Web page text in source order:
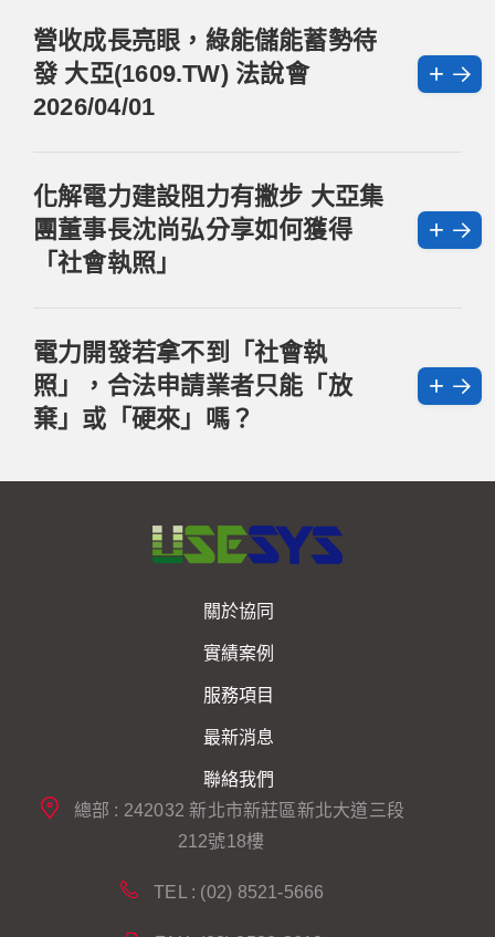
營收成長亮眼，綠能儲能蓄勢待
發 大亞(1609.TW) 法說會
2026/04/01
+
化解電力建設阻力有撇步 大亞集
團董事長沈尚弘分享如何獲得
「社會執照」
+
電力開發若拿不到「社會執
照」，合法申請業者只能「放
棄」或「硬來」嗎？
+
關於協同
實績案例
服務項目
最新消息
聯絡我們
總部 : 242032 新北市新莊區新北大道三段
212號18樓
TEL : (02) 8521-5666